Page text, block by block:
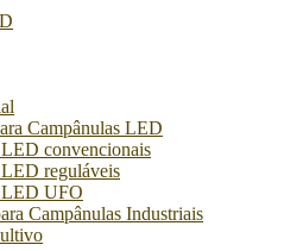
Campânulas LED
convencionais
reguláveis
LED UFO
Campânulas Industriais